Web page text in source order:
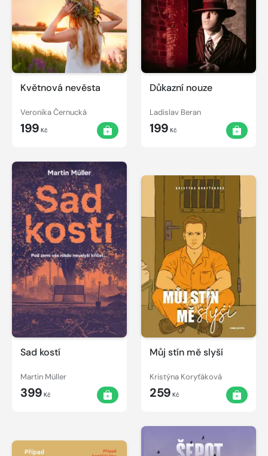
Květnová nevěsta
Veronika Černucká
199 Kč
Důkazní nouze
Ladislav Beran
199 Kč
Sad kostí
Martin Müller
399 Kč
Můj stín mě slyší
Kristýna Koryťáková
259 Kč